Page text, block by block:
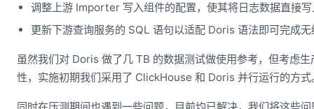
调整上游 Importer 写入组件的配置，使其将日志数据直接
更新下游查询服务的 SQL 语句以适配 Doris 语法即可完成
虽然我们对 Doris 做了几 TB 的数据测试做使用参考，但考虑
性，实施初期我们采用了 ClickHouse 和 Doris 并行运行的方式